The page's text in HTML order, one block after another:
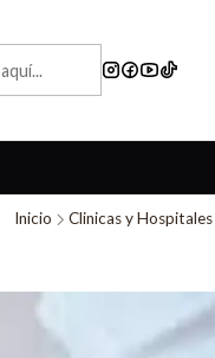
Inicio Clinicas y Hospitales